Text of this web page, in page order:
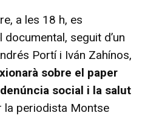
a les 18 h, es
seguit d’un
Portí i Iván Zahínos,
sobre el paper
social i la salut
la periodista Montse